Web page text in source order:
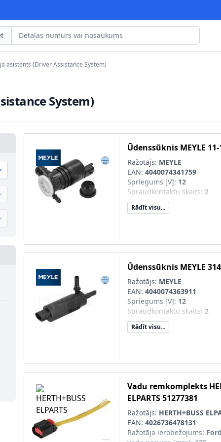
asistents (Driver Assistance System)
System)
Ūdenssūknis MEYLE
Ražotājs: MEYLE
EAN: 4040074341759
Spriegums [V]: 12
Spraudkontaktu skaits: 2
Sūkņu veidi:
Izplūde-Ø [mm]
Rādīt visu...
Ūdenssūknis MEYLE
Ražotājs: MEYLE
EAN: 4040074363911
Spriegums [V]: 12
Spraudkontaktu skaits: 2
Sūkņu veidi:
Izplūde-Ø [mm]
Rādīt visu...
Vadu remkomplekts
ELPARTS51277381
Ražotājs: HERTH+BUSS
EAN: 4026736478131
Ražotāja ierobežojums: